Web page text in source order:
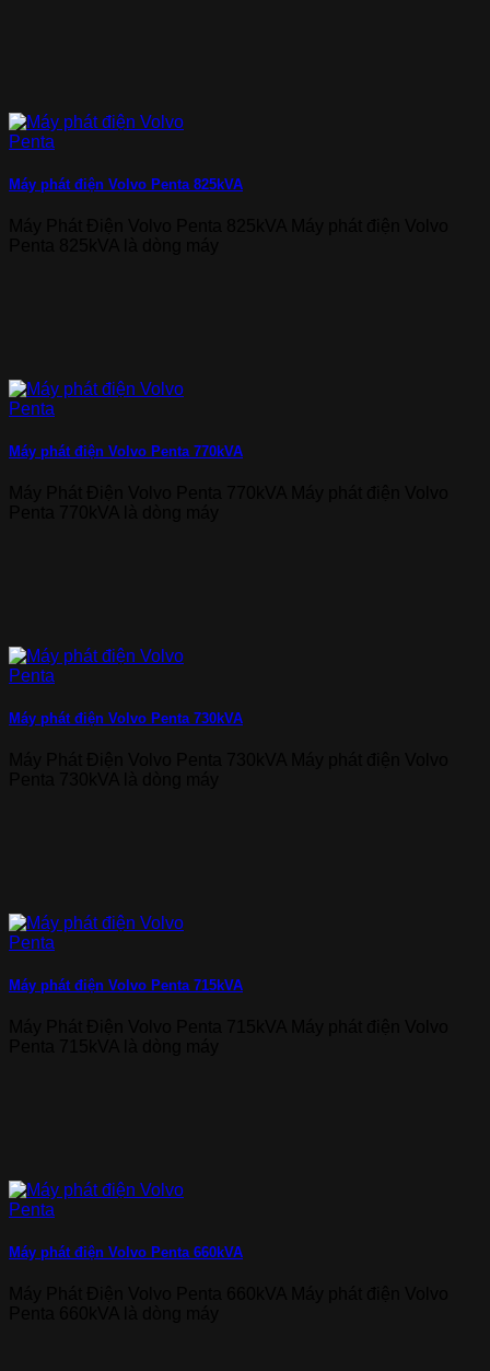
Máy phát điện Volvo Penta 825kVA
Máy phát điện Volvo Penta 770kVA
Máy phát điện Volvo Penta 730kVA
Máy phát điện Volvo Penta 715kVA
Máy phát điện Volvo Penta 660kVA